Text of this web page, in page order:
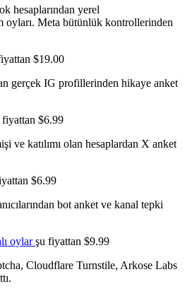
hesaplarından yerel
oyları. Meta bütünlük kontrollerinden
$19.00
gerçek IG profillerinden hikaye anket
fiyattan $6.99
ve katılımı olan hesaplardan X anket
$6.99
bot anket ve kanal tepki
oylarşu fiyattan $9.99
Cloudflare Turnstile, Arkose Labs